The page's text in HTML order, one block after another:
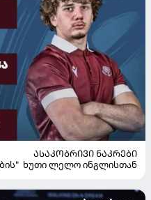
ᲐᲡᲐᲙᲝᲑᲠᲘᲕᲘ ᲜᲐᲙᲠᲔᲑᲘ
ხუთი ლელო ინგლისთან